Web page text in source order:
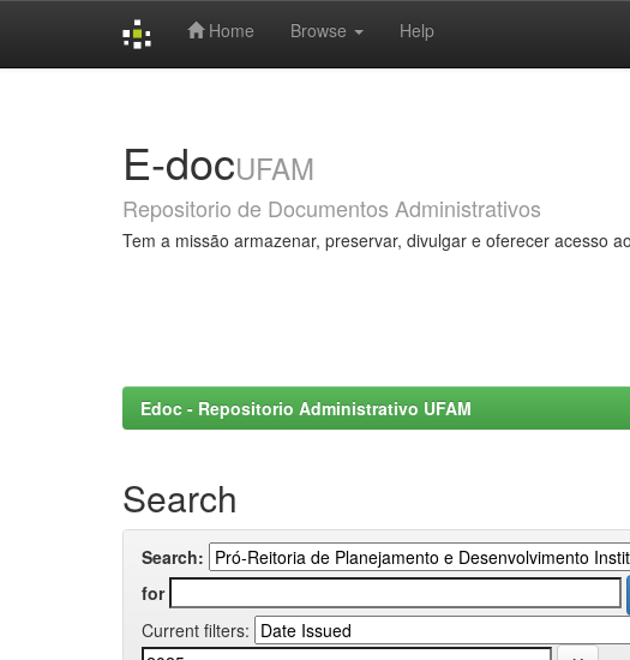
Home Browse Help
E-docUFAM
Repositorio de Documentos Administrativos
Tem a missão armazenar, preservar, divulgar e oferecer acesso
Edoc - Repositorio Administrativo UFAM
Search
Search:
for
Current filters: